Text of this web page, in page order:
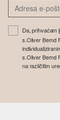
Da, prihvaćam
s.Oliver Bernd
s.Oliver Bernd
na različitim